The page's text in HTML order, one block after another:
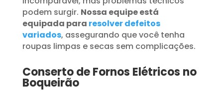
podem surgir. Nossa equipe está
equipada para resolver defeitos
variados, assegurando que você tenha
roupas limpas e secas sem complicações.
Conserto de Fornos Elétricos no
Boqueirão